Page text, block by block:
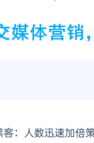
：人数迅速加倍